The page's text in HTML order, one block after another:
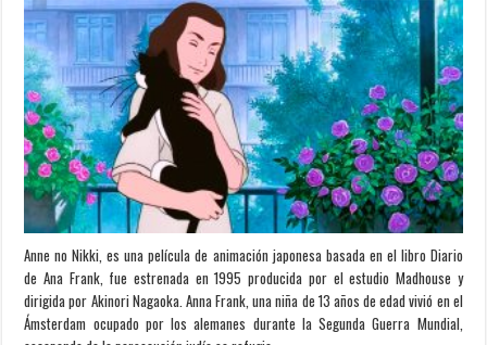
Anne no Nikki, es una película de animación japonesa basada en el libro Diario
de Ana Frank, fue estrenada en 1995 producida por el estudio Madhouse y
dirigida por Akinori Nagaoka. Anna Frank, una niña de 13 años de edad vivió en el
Ámsterdam ocupado por los alemanes durante la Segunda Guerra Mundial,